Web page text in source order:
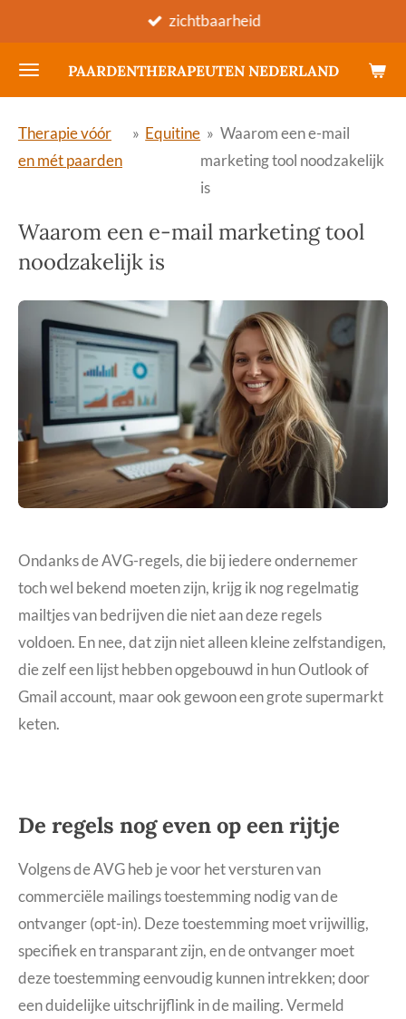
direct
naar
de
hoofdinhoud
PAARDENTHERAPEUTEN NEDERLAND
zichtbaarheid
Therapie vóór
en mét paarden
» Equitine » Waarom een e-mail
marketing tool noodzakelijk
is
Waarom een e-mail marketing tool
noodzakelijk is
Ondanks de AVG-regels, die bij iedere ondernemer
toch wel bekend moeten zijn, krijg ik nog regelmatig
mailtjes van bedrijven die niet aan deze regels
voldoen. En nee, dat zijn niet alleen kleine zelfstandigen,
die zelf een lijst hebben opgebouwd in hun Outlook of
Gmail account, maar ook gewoon een grote supermarkt
keten.
De regels nog even op een rijtje
Volgens de AVG heb je voor het versturen van
commerciële mailings toestemming nodig van de
ontvanger (opt-in). Deze toestemming moet vrijwillig,
specifiek en transparant zijn, en de ontvanger moet
deze toestemming eenvoudig kunnen intrekken; door
een duidelijke uitschrijflink in de mailing. Vermeld